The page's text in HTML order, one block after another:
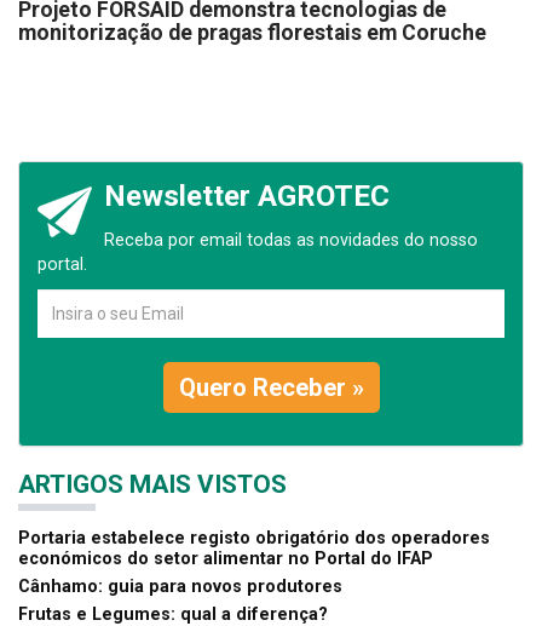
Projeto FORSAID demonstra tecnologias de
monitorização de pragas florestais em Coruche
Newsletter AGROTEC
Receba por email todas as novidades do nosso
portal.
Quero Receber »
ARTIGOS MAIS VISTOS
Portaria estabelece registo obrigatório dos operadores
económicos do setor alimentar no Portal do IFAP
Cânhamo: guia para novos produtores
Frutas e Legumes: qual a diferença?